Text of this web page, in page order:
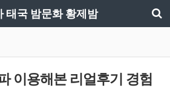
태국 밤문화 황제밤
이용해본 리얼후기 경험